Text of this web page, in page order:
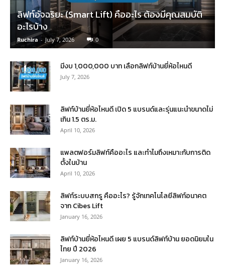
ลิฟท์อัจฉริยะ (Smart Lift) คืออะไร ต้องมีคุณสมบัติ
อะไรบ้าง
Ruchira - July 7, 2026 0
มีงบ 1,000,000 บาท เลือกลิฟท์บ้านยี่ห้อไหนดี
July 7, 2026
ลิฟท์บ้านยี่ห้อไหนดี เปิด 5 แบรนด์และรุ่นแนะนำขนาดไม่
เกิน 1.5 ตร.ม.
April 10, 2026
แพลตฟอร์มลิฟท์คืออะไร และทำไมถึงเหมาะกับการติด
ตั้งในบ้าน
April 10, 2026
ลิฟท์ระบบสกรู คืออะไร? รู้จักเทคโนโลยีลิฟท์อนาคต
จาก Cibes Lift
January 16, 2026
ลิฟท์บ้านยี่ห้อไหนดี เผย 5 แบรนด์ลิฟท์บ้าน ยอดนิยมใน
ไทย ปี 2026
January 16, 2026